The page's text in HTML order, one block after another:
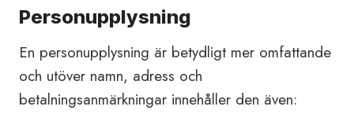
Personupplysning
En personupplysning är betydligt mer omfattande
och utöver namn, adress och
betalningsanmärkningar innehåller den även: